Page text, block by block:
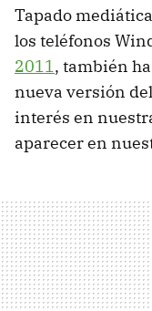
Tapado
los teléfonos
2011, también
nueva versión del
interés en
aparecer en